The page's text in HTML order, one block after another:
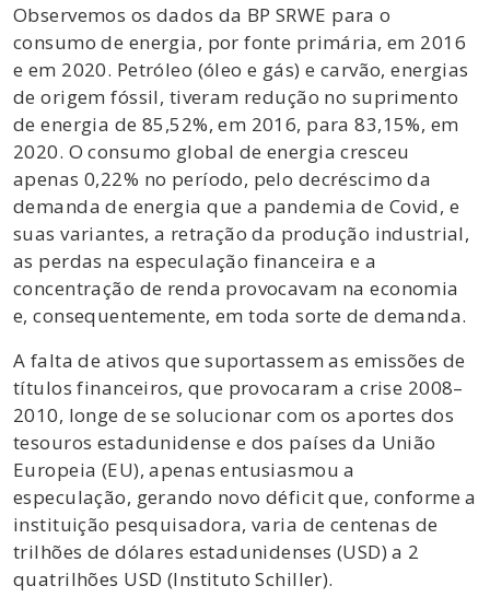
Observemos os dados da BP SRWE para o
consumo de energia, por fonte primária, em 2016
e em 2020. Petróleo (óleo e gás) e carvão, energias
de origem fóssil, tiveram redução no suprimento
de energia de 85,52%, em 2016, para 83,15%, em
2020. O consumo global de energia cresceu
apenas 0,22% no período, pelo decréscimo da
demanda de energia que a pandemia de Covid, e
suas variantes, a retração da produção industrial,
as perdas na especulação financeira e a
concentração de renda provocavam na economia
e, consequentemente, em toda sorte de demanda.
A falta de ativos que suportassem as emissões de
títulos financeiros, que provocaram a crise 2008–
2010, longe de se solucionar com os aportes dos
tesouros estadunidense e dos países da União
Europeia (EU), apenas entusiasmou a
especulação, gerando novo déficit que, conforme a
instituição pesquisadora, varia de centenas de
trilhões de dólares estadunidenses (USD) a 2
quatrilhões USD (Instituto Schiller).